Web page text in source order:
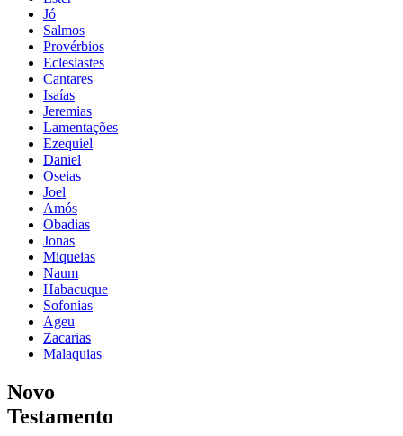
Jó
Salmos
Provérbios
Eclesiastes
Cantares
Isaías
Jeremias
Lamentações
Ezequiel
Daniel
Oseias
Joel
Amós
Obadias
Jonas
Miqueias
Naum
Habacuque
Sofonias
Ageu
Zacarias
Malaquias
Novo
Testamento